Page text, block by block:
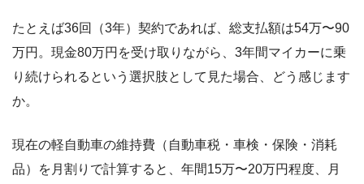
たとえば36回（3年）契約であれば、総支払額は54万〜90
万円。現金80万円を受け取りながら、3年間マイカーに乗
り続けられるという選択肢として見た場合、どう感じます
か。
現在の軽自動車の維持費（自動車税・車検・保険・消耗
品）を月割りで計算すると、年間15万〜20万円程度、月